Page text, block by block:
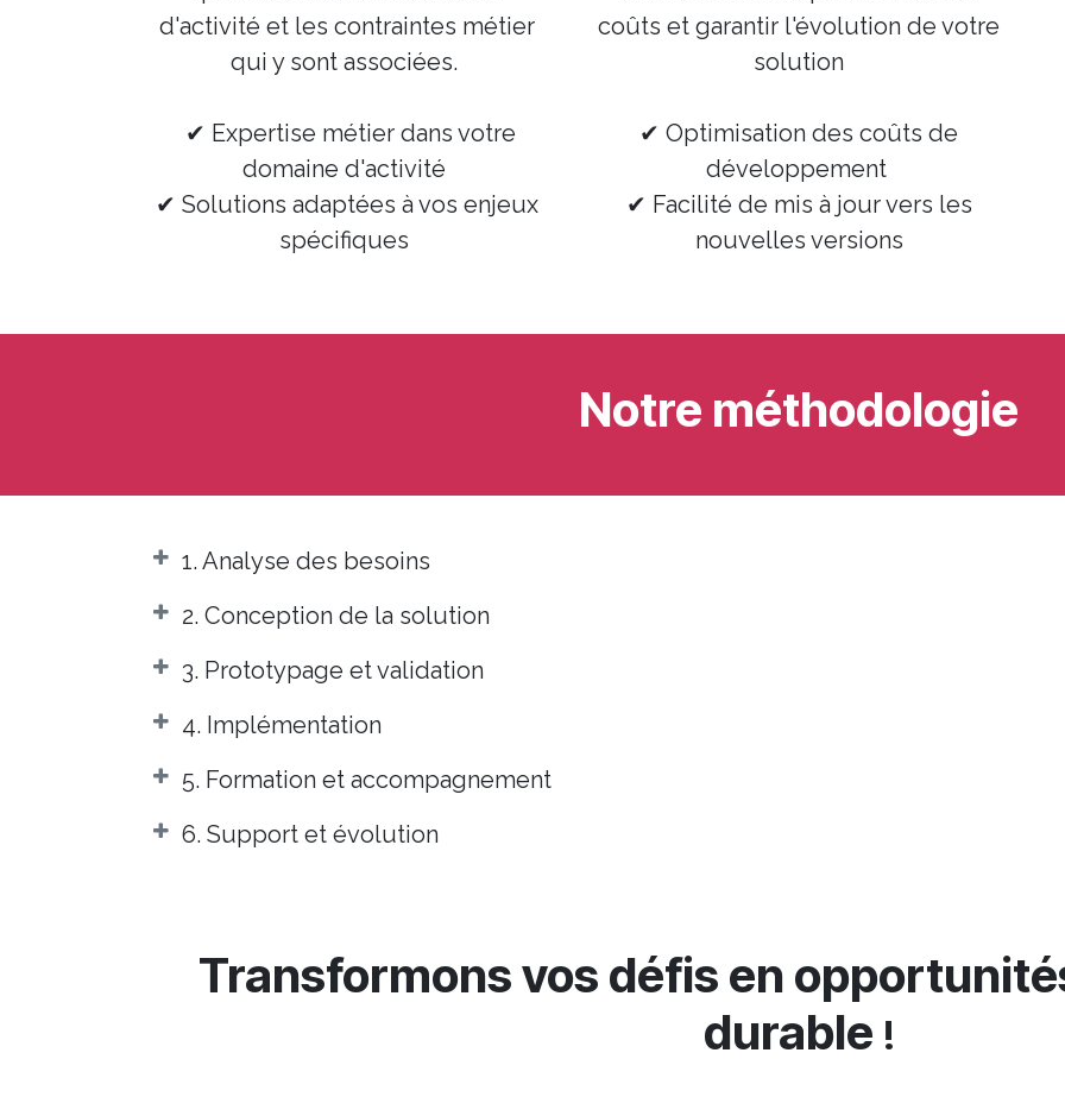
d'activité et les contraintes métier
qui y sont associées.
✔ Expertise métier dans votre
domaine d'activité
✔ Solutions adaptées à vos enjeux
spécifiques
coûts et garantir l'évolution de votre
solution
✔ Optimisation des coûts de
développement
✔ Facilité de mis à jour vers les
nouvelles versions
Notre méthodologie
1. Analyse des besoins​
2. Conception de la solution
3. Prototypage et validation
4. Implémentation
5. Formation et accompagnement
6. Support et évolution
Transformons vos défis en
durable !